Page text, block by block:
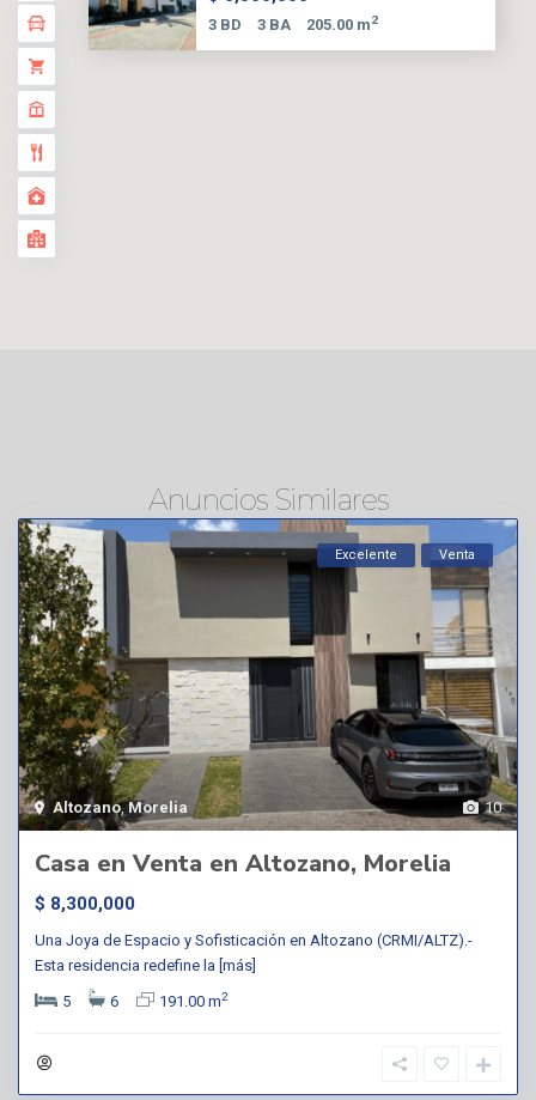
3 BD 3 BA 205.00 m2
Anuncios Similares
10
Altozano,Morelia
Excelente Venta
Casa en Venta en Altozano, Morelia
$ 8,300,000
Una Joya de Espacio y Sofisticación en Altozano (CRMI/ALTZ).-
Esta residencia redefine la [más]
5
6 191.00 m2